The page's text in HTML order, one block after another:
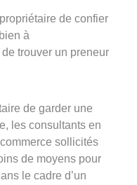
de confier
à
trouver un preneur
de garder une
les consultants en
sollicités
de moyens pour
le cadre d’un